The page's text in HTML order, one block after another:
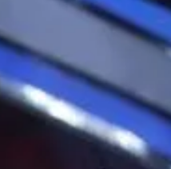
crore-for-hosting-bigg-boss-16/